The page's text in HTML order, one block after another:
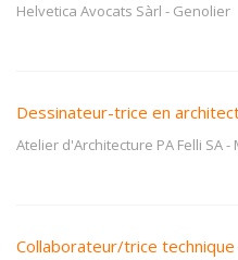
Helvetica Avocats Sàrl - Genolier
Dessinateur-trice en
Atelier d'Architecture PA Felli SA-
Collaborateur/trice